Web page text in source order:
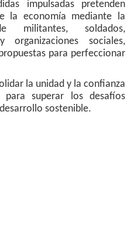
impulsadas pretenden
la economía mediante la
militantes, soldados,
organizaciones sociales,
para perfeccionar
la unidad y la confianza
superar los desafíos
sostenible.